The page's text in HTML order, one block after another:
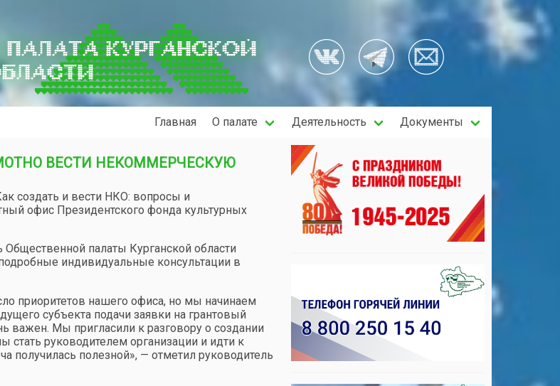
ПАЛАТА КУРГАНСКОЙ
Главная О палате Деятельность Документы
ВЕСТИ НЕКОММЕРЧЕСКУЮ
создать и вести НКО: вопросы и
офис Президентского фонда культурных
палаты Курганской области
индивидуальные консультации в
приоритетов нашего офиса, но мы начинаем
субъекта подачи заявки на грантовый
важен. Мы пригласили к разговору о создании
стать руководителем организации и идти к
получилась полезной», — отметил руководитель